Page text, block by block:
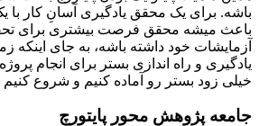
باشه. برای یک محقق یادگیری آسانِ کار با یک
باعث میشه محقق فرصت بیشتری برای
آزمایشات خود داشته باشه، به جای اینکه
یادگیری و راه اندازی بستر برای انجام
خیلی زود بستر رو آماده کنیم و شروع
جامعه پژوهش محور پایتورچ